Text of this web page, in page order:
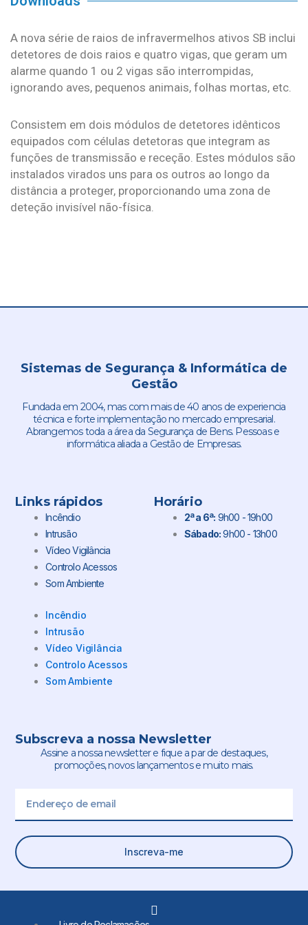
A nova série de raios de infravermelhos ativos SB inclui
detetores de dois raios e quatro vigas, que geram um
alarme quando 1 ou 2 vigas são interrompidas,
ignorando aves, pequenos animais, folhas mortas, etc.
Consistem em dois módulos de detetores idênticos
equipados com células detetoras que integram as
funções de transmissão e receção. Estes módulos são
instalados virados uns para os outros ao longo da
distância a proteger, proporcionando uma zona de
deteção invisível não-física.
Sistemas de Segurança & Informática de
Gestão
Fundada em 2004, mas com mais de 40 anos de experiencia
técnica e forte implementação no mercado empresarial.
Abrangemos toda a área da Segurança de Bens. Pessoas e
informática aliada a Gestão de Empresas.
Links rápidos
Incêndio
Intrusão
Vídeo Vigilância
Controlo Acessos
Som Ambiente
Incêndio
Intrusão
Vídeo Vigilância
Controlo Acessos
Som Ambiente
Horário
2ª a 6ª: 9h00 - 19h00
Sábado:9h00 - 13h00
Subscreva a nossa Newsletter
Assine a nossa newsletter e fique a par de destaques,
promoções, novos lançamentos e muito mais.
Inscreva-me
L